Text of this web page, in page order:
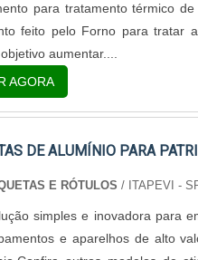
para tratamento térmico
feito pelo Forno para tratar
aumentar....
AGORA
DE ALUMÍNIO PARA
E RÓTULOS / ITAPEVI -
simples e inovadora para
e aparelhos de alto